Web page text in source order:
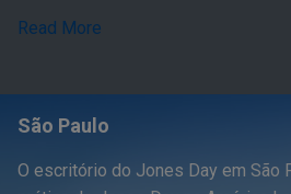
Read More
São Paulo
O escritório do Jones Day em São